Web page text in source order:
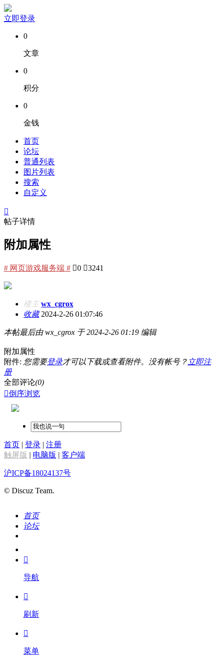
立即登录
0
文章
0
积分
0
金钱
首页
论坛
普通列表
图片列表
搜索
自定义

帖子详情
附加属性
# 网页游戏服务端 # 0 3241
楼主 wx_cgrox
收藏2024-2-26 01:07:46
本帖最后由 wx_cgrox 于 2024-2-26 01:19 编辑
附加属性
附件: 您需要登录才可以下载或查看附件。没有帐号？ 立即注
册
全部评论(0)
倒序浏览
首页 | 登录 | 注册
触屏版 | 电脑版 | 客户端
沪ICP备18024137号
© Discuz Team.
首页
论坛
我的

导航

刷新

菜单